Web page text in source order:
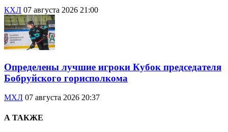
КХЛ 07 августа 2026 21:00
Определены лучшие игроки Кубок председателя
Бобруйского горисполкома
МХЛ 07 августа 2026 20:37
А ТАКЖЕ